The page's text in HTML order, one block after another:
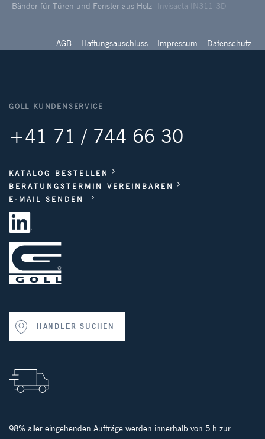
Bänder für Türen und Fenster aus Holz
Invisacta IN311-3D
AGB Haftungsauschluss Impressum Datenschutz
GOLL KUNDENSERVICE
+41 71 / 744 66 30
KATALOG BESTELLEN
BERATUNGSTERMIN VEREINBAREN
E-MAIL SENDEN
HÄNDLER SUCHEN
98% aller eingehenden Aufträge werden innerhalb von 5 h zur